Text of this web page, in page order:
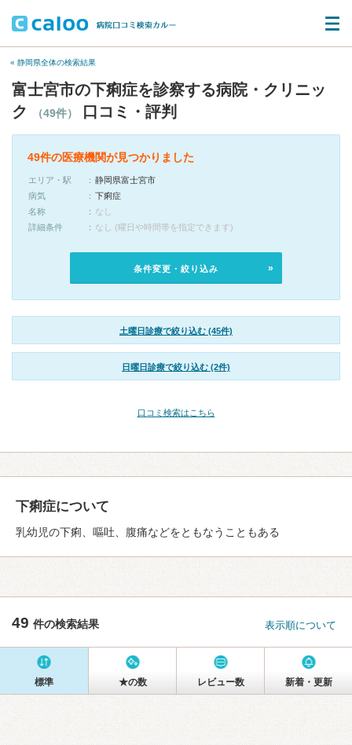
« 静岡県全体の検索結果
富士宮市の下痢症を診察する病院・クリニッ
ク
（49件） 口コミ・評判
49件の医療機関が見つかりました
エリア・駅
静岡県富士宮市
病気
下痢症
名称
なし
詳細条件
なし (曜日や時間帯を指定できます)
条件変更・絞り込み
土曜日診療で絞り込む (45件)
日曜日診療で絞り込む (2件)
口コミ検索はこちら
下痢症について
乳幼児の下痢、嘔吐、腹痛などをともなうこともある
49 件の検索結果 表示順について
標準 ★の数 レビュー数 新着・更新